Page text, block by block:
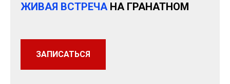
ЖИВАЯ ВСТРЕЧАНА ГРАНАТНОМ
ЗАПИСАТЬСЯ